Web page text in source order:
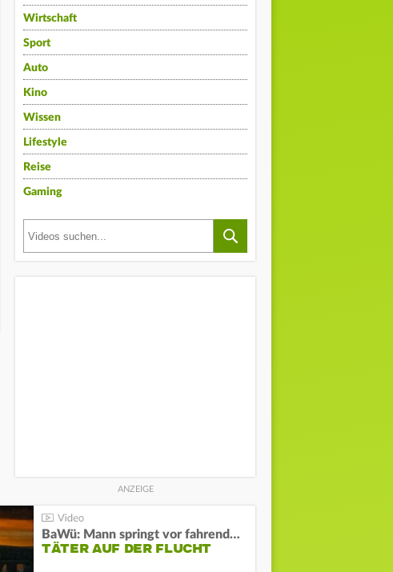
Wirtschaft
Sport
Auto
Kino
Wissen
Lifestyle
Reise
Gaming
BaWü: Mann springt vor fahrendes Auto und schießt
TÄTER AUF DER FLUCHT